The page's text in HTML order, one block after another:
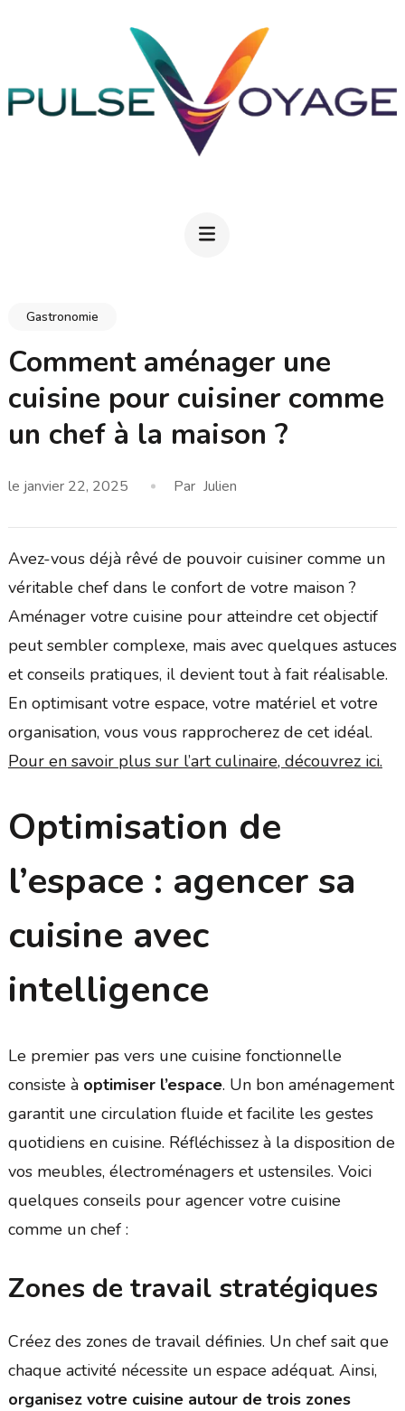
(Pressez
Gastronomie
Comment aménager une
cuisine pour cuisiner comme
un chef à la maison ?
le janvier 22, 2025 Par Julien
Avez-vous déjà rêvé de pouvoir cuisiner comme un
véritable chef dans le confort de votre maison ?
Aménager votre cuisine pour atteindre cet objectif
peut sembler complexe, mais avec quelques astuces
et conseils pratiques, il devient tout à fait réalisable.
En optimisant votre espace, votre matériel et votre
organisation, vous vous rapprocherez de cet idéal.
Pour en savoir plus sur l’art culinaire, découvrez ici.
Optimisation de
l’espace : agencer sa
cuisine avec
intelligence
Le premier pas vers une cuisine fonctionnelle
consiste à optimiser l’espace. Un bon aménagement
garantit une circulation fluide et facilite les gestes
quotidiens en cuisine. Réfléchissez à la disposition de
vos meubles, électroménagers et ustensiles. Voici
quelques conseils pour agencer votre cuisine
comme un chef :
Zones de travail stratégiques
Créez des zones de travail définies. Un chef sait que
chaque activité nécessite un espace adéquat. Ainsi,
organisez votre cuisine autour de trois zones